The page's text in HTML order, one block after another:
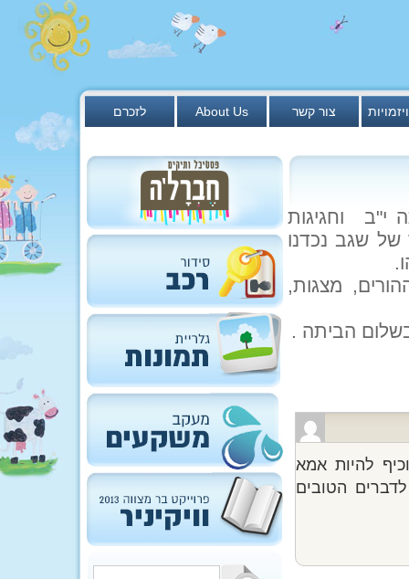
לזכרם About Us צור קשר
י"ב וחגיגות
שגב נכדנו
מצגות,
הביתה .
להיות אמא
הטובים